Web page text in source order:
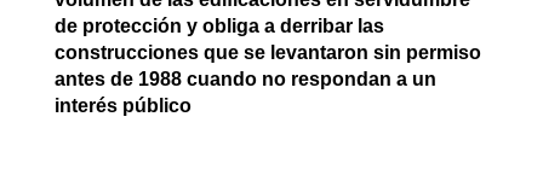
de protección y obliga a derribar las
construcciones que se levantaron sin permiso
antes de 1988 cuando no respondan a un
interés público